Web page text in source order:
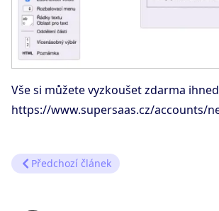
Vše si můžete vyzkoušet zdarma
https://www.supersaas.cz/accounts/
Předchozí článek